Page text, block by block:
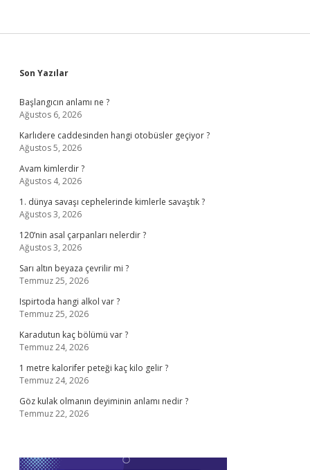
Sidebar
Son Yazılar
Başlangıcın anlamı ne ?
Ağustos 6, 2026
Karlıdere caddesinden hangi otobüsler geçiyor ?
Ağustos 5, 2026
Avam kimlerdir ?
Ağustos 4, 2026
1. dünya savaşı cephelerinde kimlerle savaştık ?
Ağustos 3, 2026
120’nin asal çarpanları nelerdir ?
Ağustos 3, 2026
Sarı altın beyaza çevrilir mi ?
Temmuz 25, 2026
Ispirtoda hangi alkol var ?
Temmuz 25, 2026
Karadutun kaç bölümü var ?
Temmuz 24, 2026
1 metre kalorifer peteği kaç kilo gelir ?
Temmuz 24, 2026
Göz kulak olmanın deyiminin anlamı nedir ?
Temmuz 22, 2026